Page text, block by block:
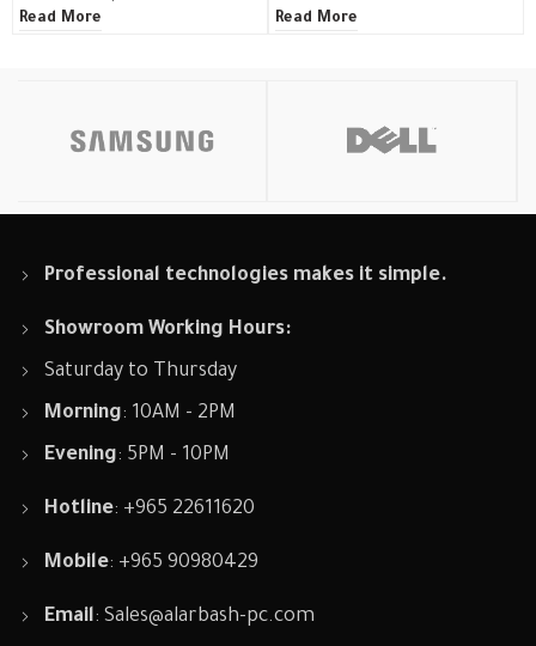
قطع مع مفتاح التشغيل وقاعدة
Read More
Read More
Professional technologies makes it simple.
Showroom Working Hours:
Saturday to Thursday
Morning: 10AM - 2PM
Evening: 5PM - 10PM
Hotline: +965 22611620
Mobile: +965 90980429
Email:Sales@alarbash-pc.com